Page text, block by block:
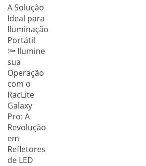
A Solução
Ideal para
Iluminação
Portátil
🔦 Ilumine
sua
Operação
com o
RacLite
Galaxy
Pro: A
Revolução
em
Refletores
de LED